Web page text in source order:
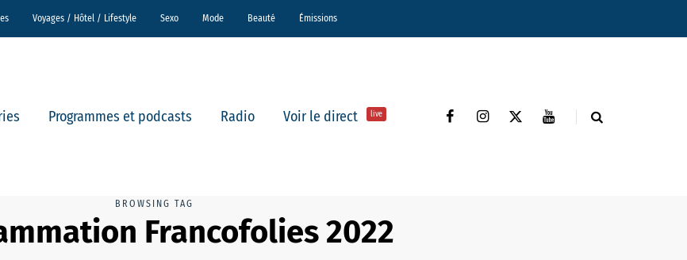
Voyages / Hôtel / Lifestyle Sexo Mode Beauté Émissions
Programmes et podcasts Radio Voir le direct live
BROWSING TAG
Francofolies 2022